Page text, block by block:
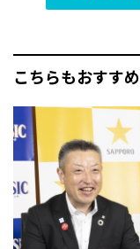
こちらもおすすめ